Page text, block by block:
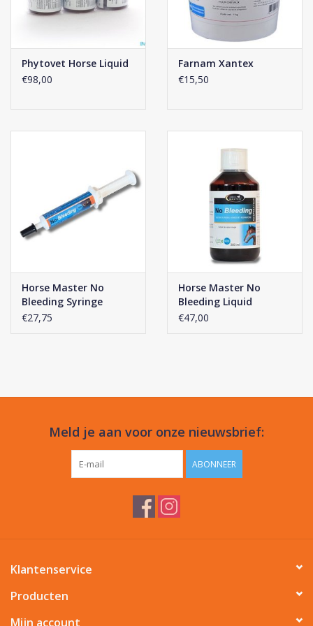
Phytovet Horse Liquid
€98,00
Farnam Xantex
€15,50
Horse Master No
Bleeding Syringe
€27,75
Horse Master No
Bleeding Liquid
€47,00
Meld je aan voor onze nieuwsbrief:
ABONNEER
Klantenservice
Producten
Mijn account